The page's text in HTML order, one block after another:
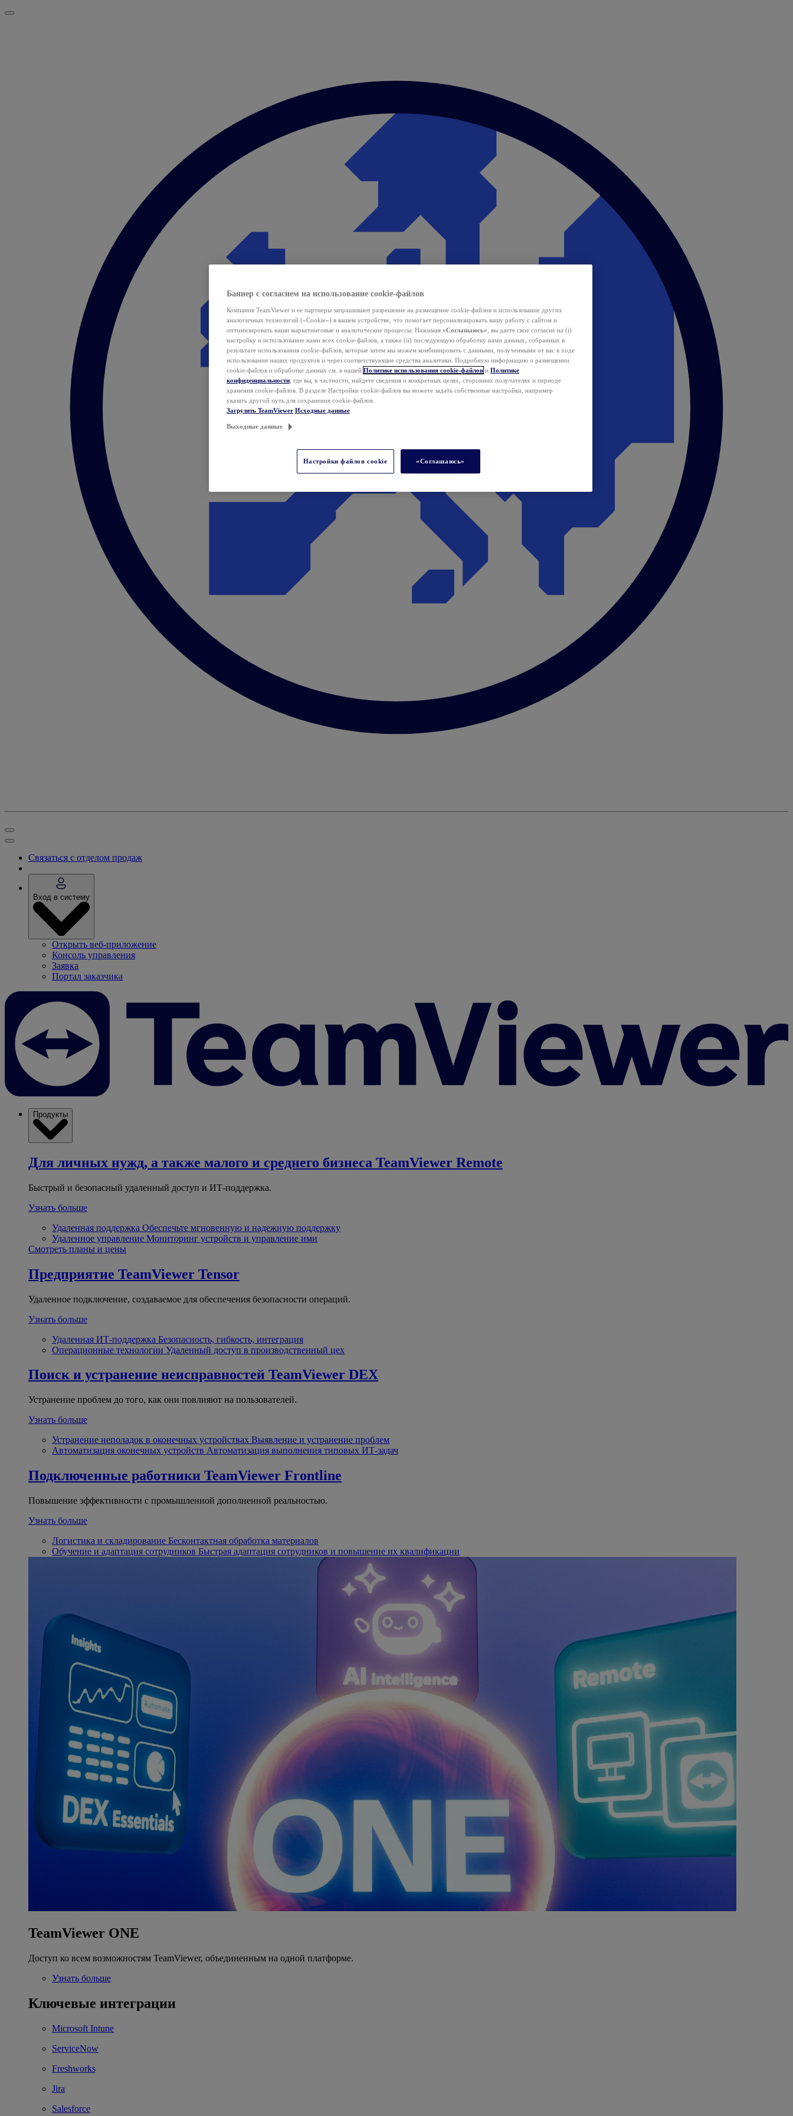
Связаться с отделом продаж
Вход в систему
Открыть веб-приложение
Консоль управления
Заявка
Портал заказчика
Продукты
Для личных нужд, а также малого и среднего бизнеса TeamViewer Remote
Быстрый и безопасный удаленный доступ и ИТ-поддержка.
Узнать больше
Удаленная поддержка Обеспечьте мгновенную и надежную поддержку
Удаленное управление Мониторинг устройств и управление ими
Смотреть планы и цены
Предприятие TeamViewer Tensor
Удаленное подключение, создаваемое для обеспечения безопасности операций.
Узнать больше
Удаленная ИТ-поддержка Безопасность, гибкость, интеграция
Операционные технологии Удаленный доступ в производственный цех
Поиск и устранение неисправностей TeamViewer DEX
Устранение проблем до того, как они повлияют на пользователей.
Узнать больше
Устранение неполадок в оконечных устройствах Выявление и устранение проблем
Автоматизация оконечных устройств Автоматизация выполнения типовых ИТ-задач
Подключенные работники TeamViewer Frontline
Повышение эффективности с промышленной дополненной реальностью.
Узнать больше
Логистика и складирование Бесконтактная обработка материалов
Обучение и адаптация сотрудников Быстрая адаптация сотрудников и повышение их квалификации
TeamViewer ONE
Доступ ко всем возможностям TeamViewer, объединенным на одной платформе.
Узнать больше
Ключевые интеграции
Microsoft Intune
ServiceNow
Freshworks
Jira
Salesforce
Баннер с согласием на использование cookie-файлов
Компания TeamViewer и ее партнеры запрашивают разрешение на размещение cookie-файлов и использование других
аналогичных технологий («Cookie») в вашем устройстве, что помогает персонализировать вашу работу с сайтом и
оптимизировать наши маркетинговые и аналитические процессы. Нажимая «Соглашаюсь» , вы даете свое согласие на (i)
настройку и использование нами всех cookie-файлов, а также (ii) последующую обработку нами данных, собранных в
результате использования cookie-файлов, которые затем мы можем комбинировать с данными, полученными от вас в ходе
использования наших продуктов и через соответствующие средства аналитики. Подробную информацию о размещении
cookie-файлов и обработке данных см. в нашей Политике использования cookie-файлов и Политике
конфиденциальности , где вы, в частности, найдете сведения о конкретных целях, сторонних получателях и периоде
хранения cookie-файлов. В разделе Настройки cookie-файлов вы можете задать собственные настройки, например
указать другой путь для сохранения cookie-файлов.
Загрузить TeamViewer Исходные данные
Выходные данные
Настройки файлов cookie «Соглашаюсь»